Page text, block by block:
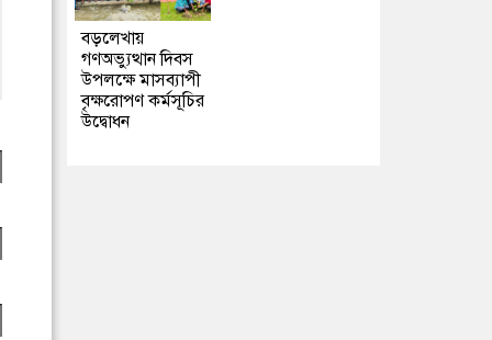
বড়লেখায়
গণঅভ্যুত্থান দিবস
উপলক্ষে মাসব্যাপী
বৃক্ষরোপণ কর্মসূচির
উদ্বোধন